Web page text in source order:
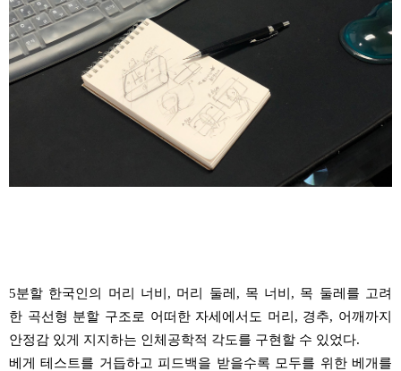
5분할 한국인의 머리 너비 , 머리 둘레 , 목 너비 , 목 둘레를 고려
한 곡선형 분할 구조로 어떠한 자세에서도 머리 , 경추, 어깨까지
안정감 있게 지지하는 인체공학적 각도를 구현할 수 있었다.
베게 테스트를 거듭하고 피드백을 받을수록 모두를 위한 베개를